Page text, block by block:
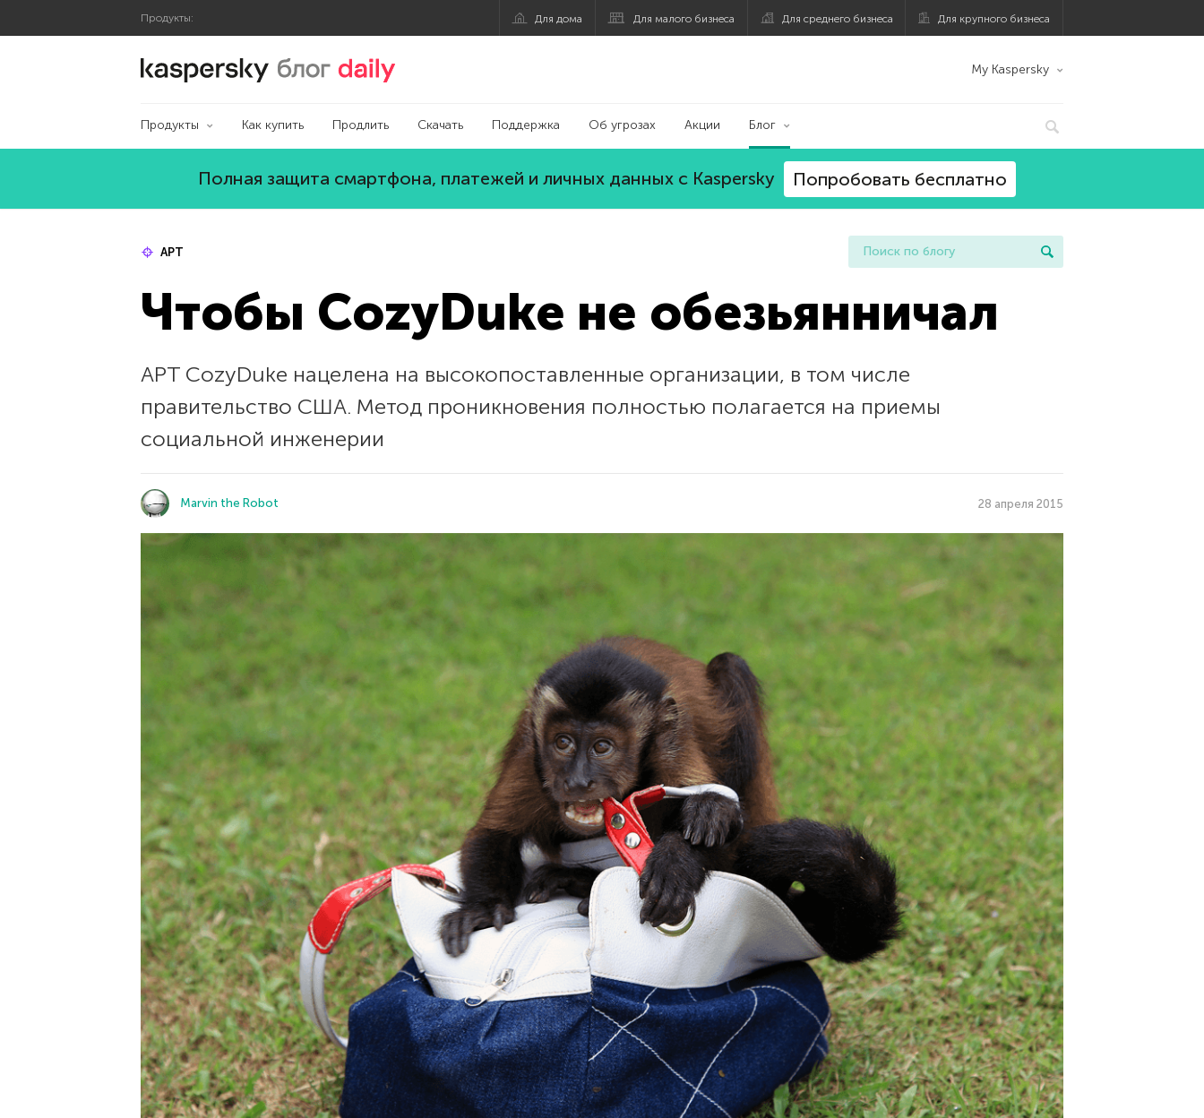
Продукты: Для дома Для малого бизнеса Для среднего бизнеса Для крупного бизнеса
Блог Касперского My Kaspersky
Продукты Как купить Продлить Скачать Поддержка Об угрозах Акции Блог
Полная защита смартфона, платежей и личных данных с Kaspersky Попробовать бесплатно
APT
Чтобы CozyDuke не обезьянничал
APT CozyDuke нацелена на высокопоставленные организации, в том числе
правительство США. Метод проникновения полностью полагается на приемы
социальной инженерии
Marvin the Robot 28 апреля 2015